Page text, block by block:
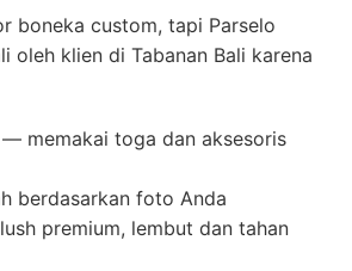
boneka custom, tapi Parselo
oleh klien di Tabanan Bali karena
memakai toga dan aksesoris
berdasarkan foto Anda
premium, lembut dan tahan